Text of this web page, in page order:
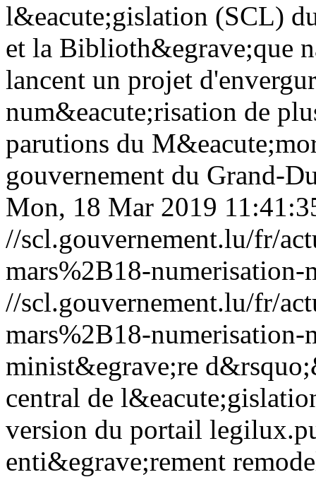
l&eacute;gislation (SCL)
et la Biblioth&egrave;que
lancent un projet
num&eacute;risation de
parutions du
gouvernement du Grand-
Mon, 18 Mar 2019
//scl.gouvernement.lu/fr/
mars%2B18-
//scl.gouvernement.lu/fr/
mars%2B18-
minist&egrave;re
central de
version du portail
enti&egrave;rement